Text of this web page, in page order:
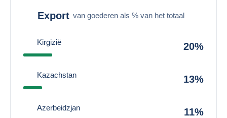
Export van goederen als % van het totaal
Kirgizië 20%
Kazachstan 13%
Azerbeidzjan 11%